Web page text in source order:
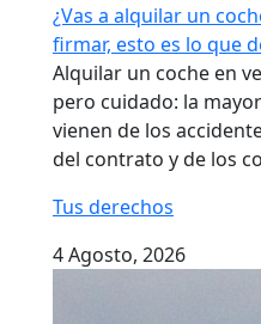
¿Vas a alquilar un
firmar, esto es lo que
Alquilar un coche en
pero cuidado: la
vienen de los
del contrato y de los
Tus derechos
4 Agosto, 2026